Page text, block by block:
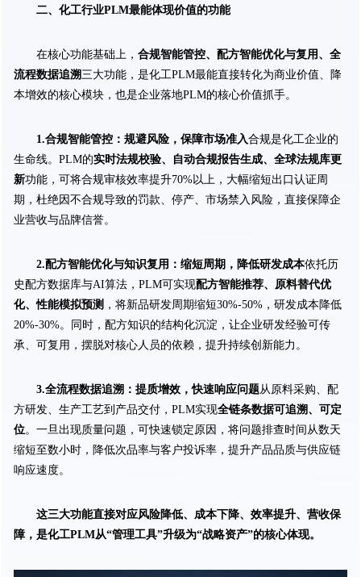
二、化工行业PLM最能体现价值的功能
在核心功能基础上， 合规智能管控、配方智能优化与复用、全
流程数据追溯三大功能，是化工PLM最能直接转化为商业价值、降
本增效的核心模块，也是企业落地PLM的核心价值抓手。
1.合规智能管控：规避风险，保障市场准入合规是化工企业的
生命线。PLM的实时法规校验、自动合规报告生成、全球法规库更
新功能，可将合规审核效率提升70%以上，大幅缩短出口认证周
期，杜绝因不合规导致的罚款、停产、市场禁入风险，直接保障企
业营收与品牌信誉。
2.配方智能优化与知识复用：缩短周期，降低研发成本依托历
史配方数据库与AI算法，PLM可实现配方智能推荐、原料替代优
化、性能模拟预测 ，将新品研发周期缩短30%-50%，研发成本降低
20%-30%。同时，配方知识的结构化沉淀，让企业研发经验可传
承、可复用，摆脱对核心人员的依赖，提升持续创新能力。
3.全流程数据追溯：提质增效，快速响应问题从原料采购、配
方研发、生产工艺到产品交付，PLM实现全链条数据可追溯、可定
位。一旦出现质量问题，可快速锁定原因，将问题排查时间从数天
缩短至数小时，降低次品率与客户投诉率，提升产品品质与供应链
响应速度。
这三大功能直接对应风险降低、成本下降、效率提升、营收保
障，是化工PLM从“管理工具”升级为“战略资产”的核心体现。